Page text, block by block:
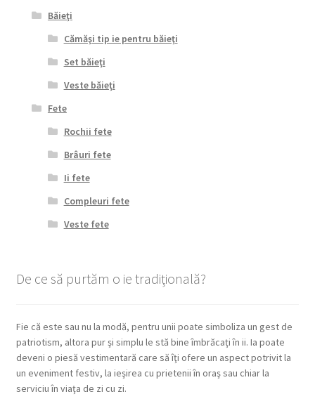
Băieţi
Cămăşi tip ie pentru băieţi
Set băieţi
Veste băieţi
Fete
Rochii fete
Brâuri fete
Ii fete
Compleuri fete
Veste fete
De ce să purtăm o ie tradiţională?
Fie că este sau nu la modă, pentru unii poate simboliza un gest de
patriotism, altora pur şi simplu le stă bine îmbrăcaţi în ii. Ia poate
deveni o piesă vestimentară care să îţi ofere un aspect potrivit la
un eveniment festiv, la ieşirea cu prietenii în oraş sau chiar la
serviciu în viaţa de zi cu zi.